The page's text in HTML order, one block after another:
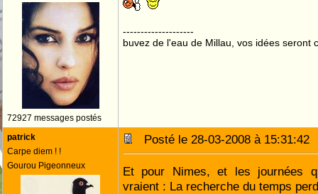
72927 messages postés
--------------------
buvez de l'eau de Millau, vos idées seront
patrick
Carpe diem ! !
Gourou Pigeonneux
Posté le 28-03-2008 à
Et pour Nimes, et les journées
vraient : La recherche du temps